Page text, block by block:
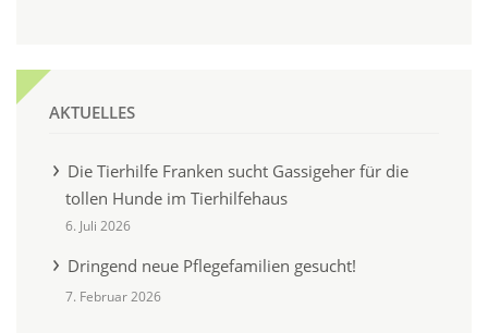
AKTUELLES
Die Tierhilfe Franken sucht Gassigeher für die
tollen Hunde im Tierhilfehaus
6. Juli 2026
Dringend neue Pflegefamilien gesucht!
7. Februar 2026